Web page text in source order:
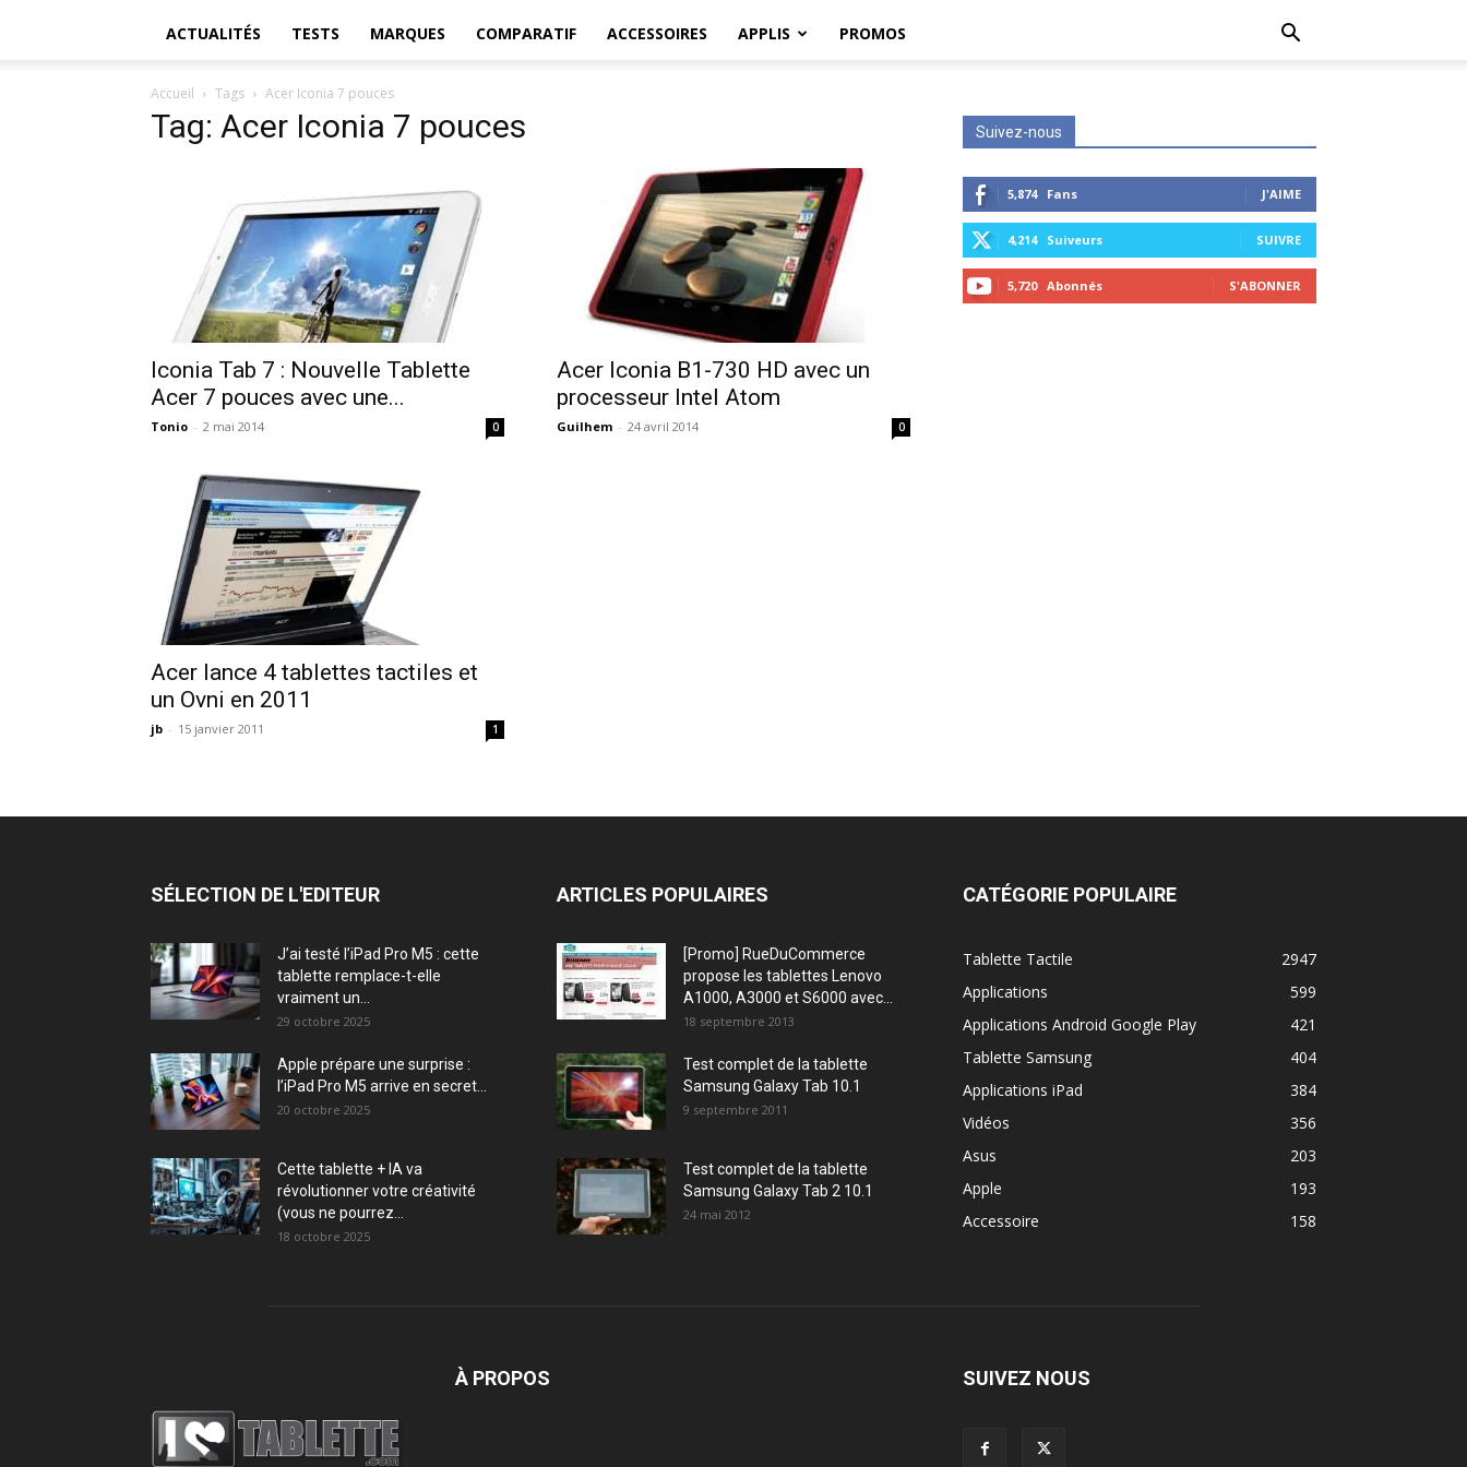
ACTUALITÉS TESTS MARQUES COMPARATIF ACCESSOIRES APPLIS PROMOS
Accueil Tags Acer Iconia 7 pouces
Tag: Acer Iconia 7 pouces
Iconia Tab 7 : Nouvelle Tablette
Acer 7 pouces avec une...
Tonio - 2 mai 2014 0
Acer Iconia B1-730 HD avec un
processeur Intel Atom
Guilhem - 24 avril 2014 0
Acer lance 4 tablettes tactiles et
un Ovni en 2011
jb - 15 janvier 2011 1
Suivez-nous
5,874 Fans J'AIME
4,214 Suiveurs SUIVRE
5,720 Abonnés S'ABONNER
SÉLECTION DE L'EDITEUR
J’ai testé l’iPad Pro M5 : cette
tablette remplace-t-elle
vraiment un...
29 octobre 2025
Apple prépare une surprise :
l’iPad Pro M5 arrive en secret...
20 octobre 2025
Cette tablette + IA va
révolutionner votre créativité
(vous ne pourrez...
18 octobre 2025
ARTICLES POPULAIRES
[Promo] RueDuCommerce
propose les tablettes Lenovo
A1000, A3000 et S6000 avec...
18 septembre 2013
Test complet de la tablette
Samsung Galaxy Tab 10.1
9 septembre 2011
Test complet de la tablette
Samsung Galaxy Tab 2 10.1
24 mai 2012
CATÉGORIE POPULAIRE
Tablette Tactile
2947
Applications
599
Applications Android Google Play
421
Tablette Samsung
404
Applications iPad
384
Vidéos
356
Asus
203
Apple
193
Accessoire
158
À PROPOS SUIVEZ NOUS